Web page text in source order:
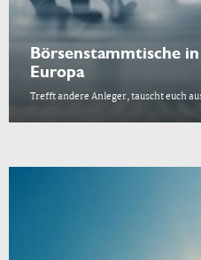
Börsenstammtische
Europa
Trefft andere Anleger, tauscht euch